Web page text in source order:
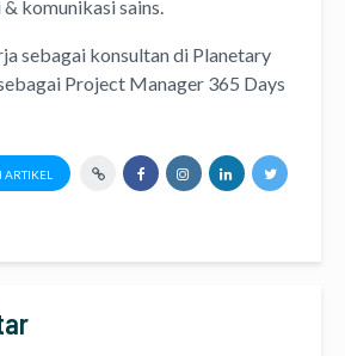
& komunikasi sains.
sebagai konsultan di Planetary
Project Manager 365 Days